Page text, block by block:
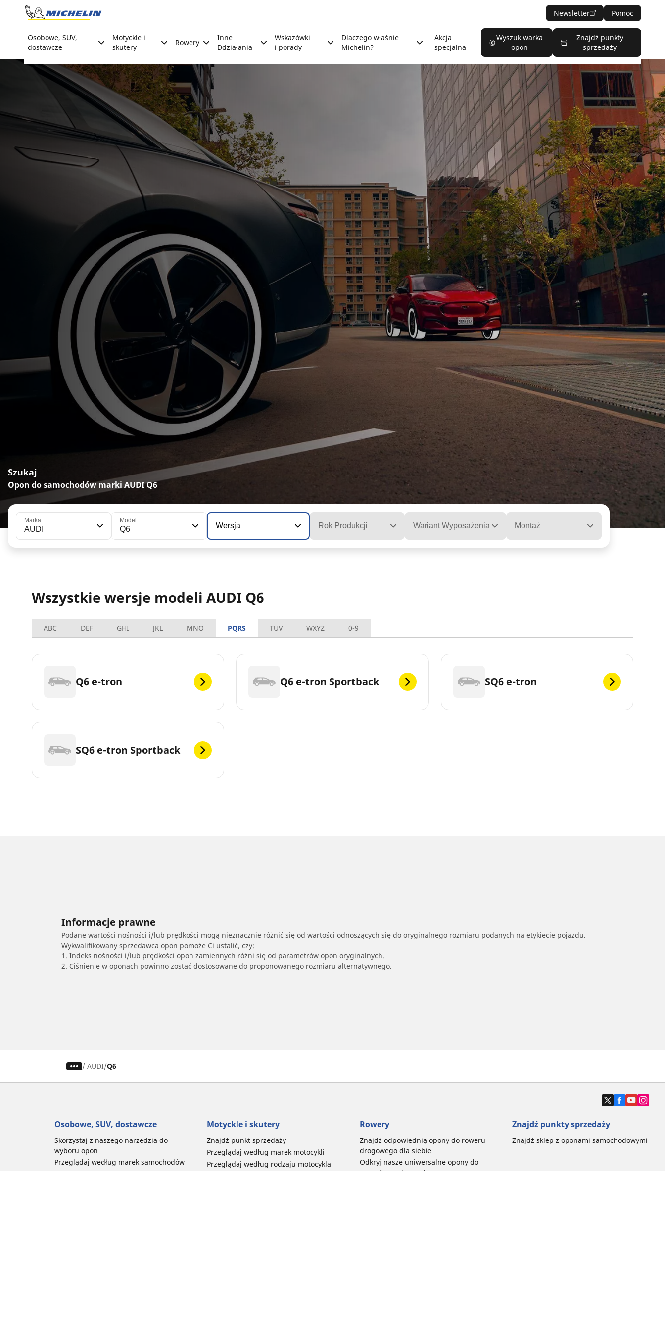
Go to page content
Newsletter Pomoc
Osobowe, SUV,
dostawcze
Motyckle i
skutery
Rowery
Inne
Ddziałania
Wskazówki
i porady
Dlaczego właśnie
Michelin?
Akcja
specjalna
Wyszukiwarka
opon
Znajdź punkty
sprzedaży
Szukaj
Opon do samochodów marki AUDI Q6
Marka
AUDI
Model
Q6 Wersja Rok Produkcji Wariant Wyposażenia Montaż
Wszystkie wersje modeli AUDI Q6
ABC DEF GHI JKL MNO PQRS TUV WXYZ 0-9
Q6 e-tron Q6 e-tron Sportback SQ6 e-tron
SQ6 e-tron Sportback
Informacje prawne
Podane wartości nośności i/lub prędkości mogą nieznacznie różnić się od wartości odnoszących się do oryginalnego rozmiaru podanych na etykiecie pojazdu.
Wykwalifikowany sprzedawca opon pomoże Ci ustalić, czy:
1. Indeks nośności i/lub prędkości opon zamiennych różni się od parametrów opon oryginalnych.
2. Ciśnienie w oponach powinno zostać dostosowane do proponowanego rozmiaru alternatywnego.
/ AUDI Q6
Osobowe, SUV, dostawcze
Skorzystaj z naszego narzędzia do
wyboru opon
Przeglądaj według marek samochodów
Motyckle i skutery
Znajdź punkt sprzedaży
Przeglądaj według marek motocykli
Przeglądaj według rodzaju motocykla
Rowery
Znajdź odpowiednią opony do roweru
drogowego dla siebie
Odkryj nasze uniwersalne opony do
rowerów szutrowych
Znajdź punkty sprzedaży
Znajdź sklep z oponami samochodowymi